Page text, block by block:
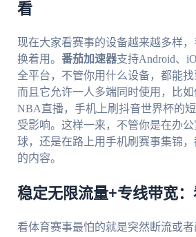
看
现在大家看赛事的设备越来越多样
换着用。 番茄加速器支持Android、
全平台，不管你用什么设备，都能找
而且它允许一人多端同时使用，比
NBA直播，手机上刷抖音世界杯的
受影响。这样一来，不管你是在办
球，还是在路上用手机刷赛事集锦
的内容。
稳定无限流量+专线带宽
看体育赛事最怕的就是突然断流或者